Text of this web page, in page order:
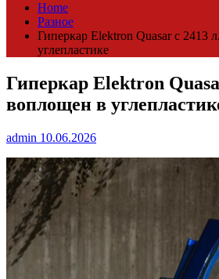
Home
Разное
Гиперкар Elektron Quasar c 2413
углепластике
Гиперкар Elektron
воплощен в
admin 10.06.2026